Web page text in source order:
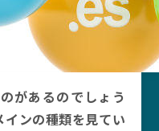
があるのでしょう
ンの種類を見てい